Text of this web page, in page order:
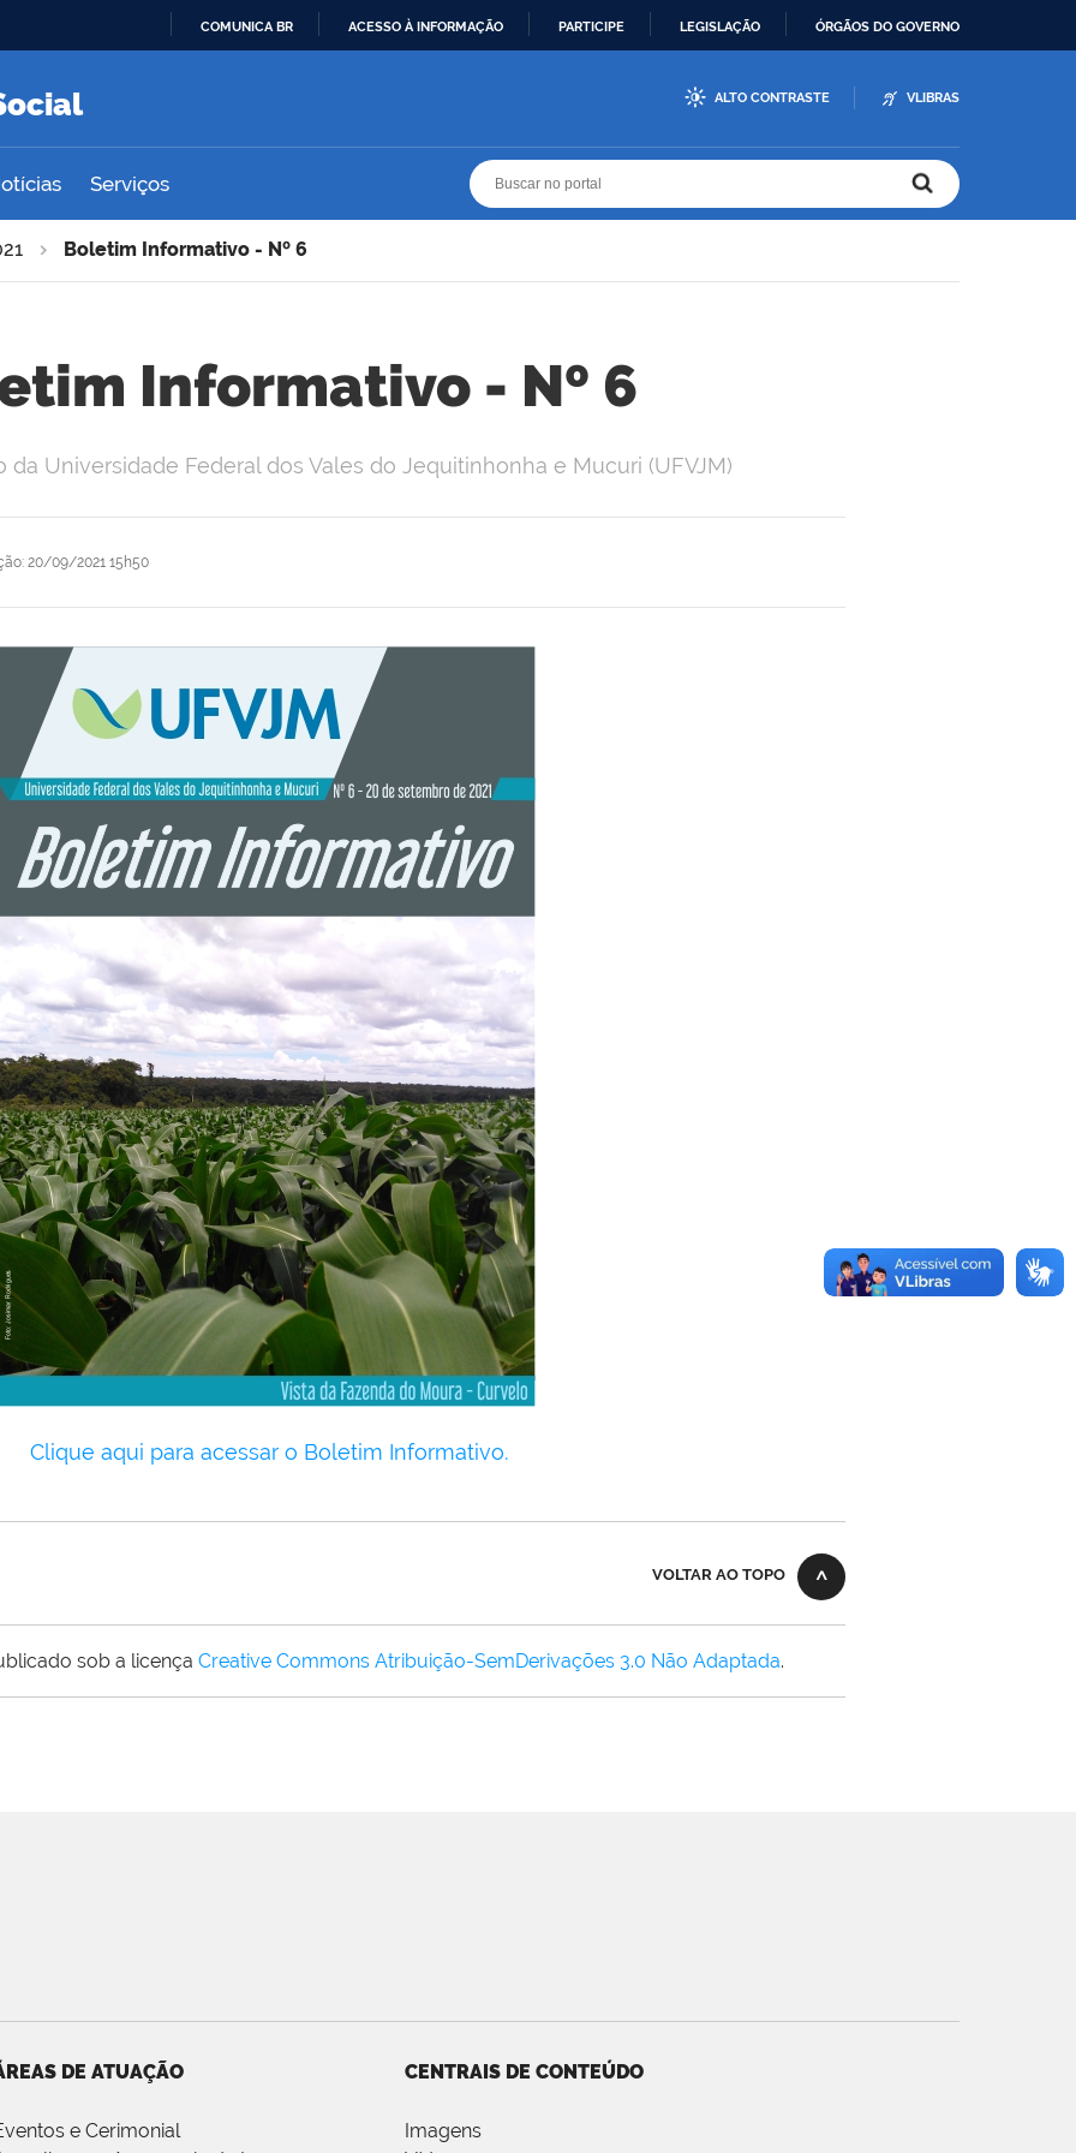
COMUNICA BR ACESSO À INFORMAÇÃO PARTICIPE LEGISLAÇÃO ÓRGÃOS DO GOVERNO
ALTO CONTRASTE VLIBRAS
Serviços
Boletim Informativo - Nº 6
Informativo - Nº 6
: 20/09/2021 15h50
Universidade Federal dos Vales do Jequitinhonha e Mucuri (UFVJM)
Clique aqui para acessar o Boletim Informativo.
VOLTAR AO TOPO
sob a licença Creative Commons Atribuição-SemDerivações 3.0 Não Adaptada.
DE ATUAÇÃO
e Cerimonial
CENTRAIS DE CONTEÚDO
Imagens